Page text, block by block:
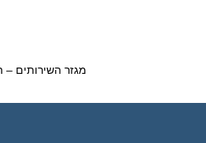
מגזר השירותים – המגזר הגדול